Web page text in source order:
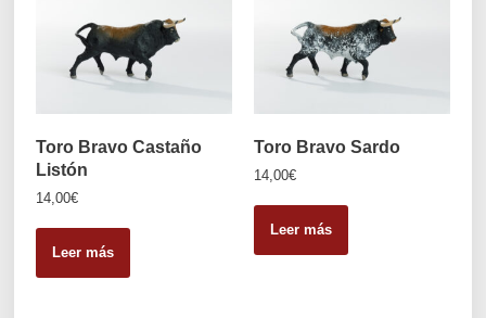
Toro Bravo Castaño
Listón
14,00€
Leer más
Toro Bravo Sardo
14,00€
Leer más